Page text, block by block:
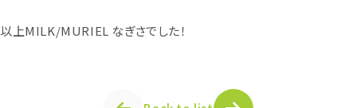
以上MILK/MURIEL なぎさでした！